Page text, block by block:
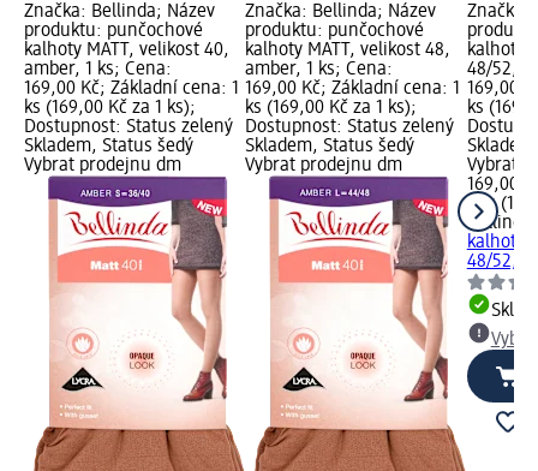
Značka: Bellinda; Název
produktu: punčochové
kalhoty MATT, velikost 40,
amber, 1 ks; Cena:
169,00 Kč; Základní cena: 1
ks (169,00 Kč za 1 ks);
Dostupnost: Status zelený
Skladem, Status šedý
Vybrat prodejnu dm
Značka: Bellinda; Název
produktu: punčochové
kalhoty MATT, velikost 48,
amber, 1 ks; Cena:
169,00 Kč; Základní cena: 1
ks (169,00 Kč za 1 ks);
Dostupnost: Status zelený
Skladem, Status šedý
Vybrat prodejnu dm
Značka:
kalhoty
48/52,
169,00
ks
Vybrat
169,00
1 ks
Bellinda
kalhoty
48/52,